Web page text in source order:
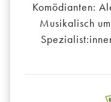
Komödianten:
Musikalisch